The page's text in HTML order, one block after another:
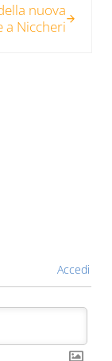
nuova
a Niccheri
Accedi